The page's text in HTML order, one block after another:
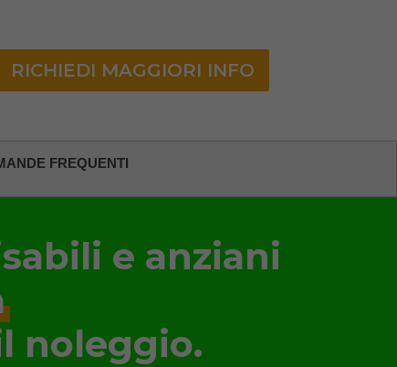
RICHIEDI MAGGIORI INFO
FREQUENTI
e anziani
noleggio.